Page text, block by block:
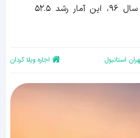
هزار نفر گردشگر خارجی در سال ۹۶، این آمار رشد ۵۲.۵
استانبول اجاره ویلا کردان